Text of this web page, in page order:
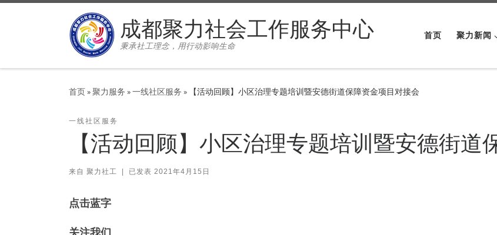
成都聚力社会工作服务中心
秉承社工理念，用行动影响生命
首页 聚力新闻
首页»聚力服务 »一线社区服务 » 【活动回顾】小区治理专题培训暨安德街道保障资金项目对接会
一线社区服务
【活动回顾】小区治理专题培训暨安德街道
来自 聚力社工 已发表 2021年4月15日
点击蓝字
关注我们